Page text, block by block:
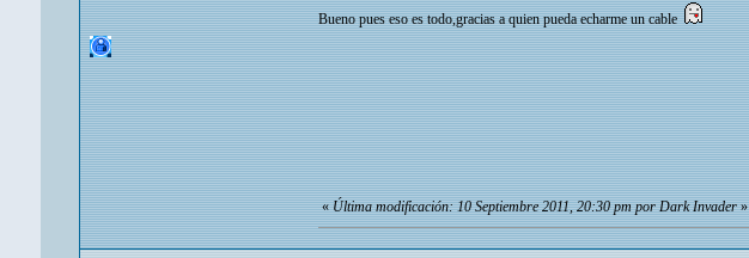
Bueno pues eso es todo,gracias a quien pueda echarme un cable
«Última modificación: 10 Septiembre 2011, 20:30 pm por Dark Invader»